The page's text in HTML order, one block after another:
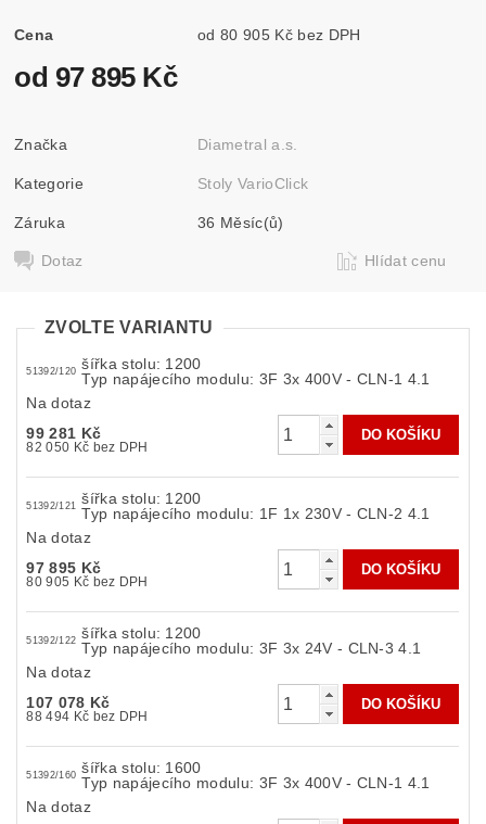
Cena od 80 905 Kč bez DPH
od 97 895 Kč
Značka Diametral a.s.
Kategorie Stoly VarioClick
Záruka 36 Měsíc(ů)
Dotaz Hlídat cenu
ZVOLTE VARIANTU
51392/120 šířka stolu: 1200
Typ napájecího modulu: 3F 3x 400V - CLN-1 4.1
Na dotaz
99 281 Kč
82 050 Kč bez DPH
51392/121 šířka stolu: 1200
Typ napájecího modulu: 1F 1x 230V - CLN-2 4.1
Na dotaz
97 895 Kč
80 905 Kč bez DPH
51392/122 šířka stolu: 1200
Typ napájecího modulu: 3F 3x 24V - CLN-3 4.1
Na dotaz
107 078 Kč
88 494 Kč bez DPH
51392/160 šířka stolu: 1600
Typ napájecího modulu: 3F 3x 400V - CLN-1 4.1
Na dotaz